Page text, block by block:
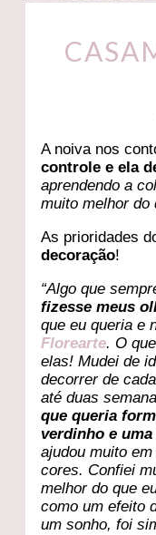
A noiva nos
controle e ela
aprendendo a
muito melhor do
As prioridades
decoração!
“Algo que
fizesse meus
que eu queria e
Florearte. O
elas! Mudei de
decorrer de
até duas
que queria
verdinho e
ajudou muito
cores. Confiei
melhor do que
como um efeito
um sonho, foi